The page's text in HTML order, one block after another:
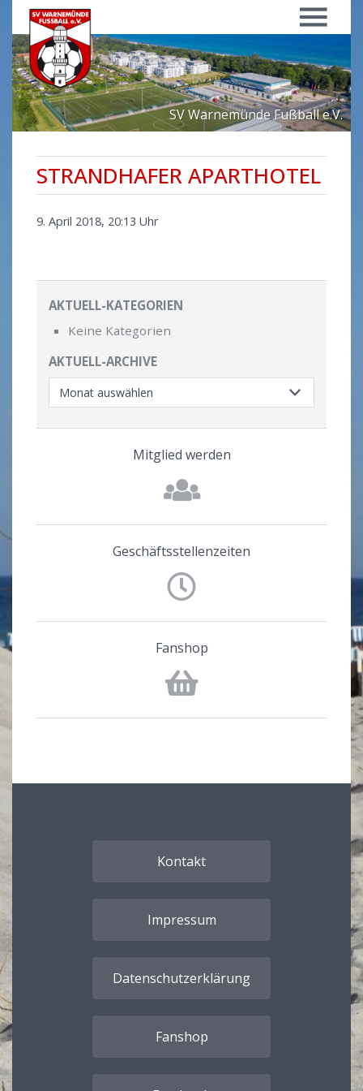
Menü
SV Warnemünde Fußball e.V.
STRANDHAFER APARTHOTEL
9. April 2018, 20:13 Uhr
AKTUELL-KATEGORIEN
Keine Kategorien
AKTUELL-ARCHIVE
Mitglied werden
Geschäftsstellenzeiten
Fanshop
Kontakt
Impressum
Datenschutzerklärung
Fanshop